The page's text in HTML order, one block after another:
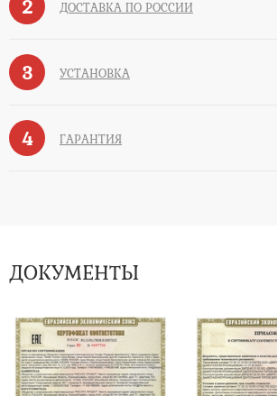
2 ДОСТАВКА ПО РОССИИ
3 УСТАНОВКА
4 ГАРАНТИЯ
ДОКУМЕНТЫ